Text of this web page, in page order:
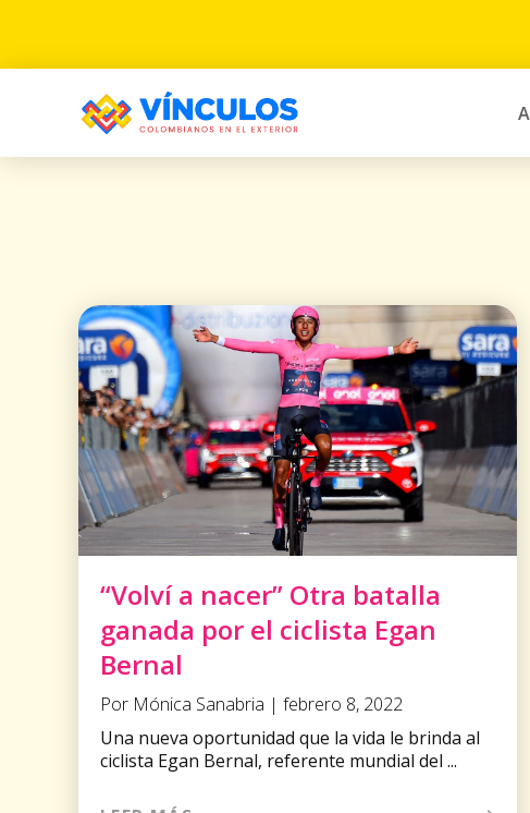
“Volví a nacer” Otra batalla
ganada por el ciclista Egan
Bernal
Por Mónica Sanabria | febrero 8, 2022
Una nueva oportunidad que la vida le brinda al
ciclista Egan Bernal, referente mundial del ...